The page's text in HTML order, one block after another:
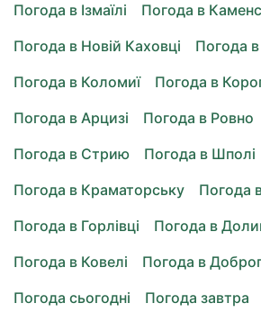
Погода в Ізмаїлі
Погода в
Погода в Новій Каховці
Погода в
Погода в Коломиї
Погода в
Погода в Арцизі
Погода в Ровно
Погода в Стрию
Погода в Шполі
Погода в Краматорську
Погода
Погода в Горлівці
Погода в
Погода в Ковелі
Погода в
Погода сьогодні
Погода завтра